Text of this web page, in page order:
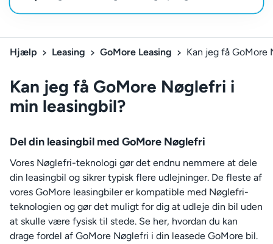
Hjælp Leasing GoMore Leasing Kan jeg få GoMore
Kan jeg få GoMore Nøglefri i
min leasingbil?
Del din leasingbil med GoMore Nøglefri
Vores Nøglefri-teknologi gør det endnu nemmere at dele
din leasingbil og sikrer typisk flere udlejninger. De fleste af
vores GoMore leasingbiler er kompatible med Nøglefri-
teknologien og gør det muligt for dig at udleje din bil uden
at skulle være fysisk til stede. Se her, hvordan du kan
drage fordel af GoMore Nøglefri i din leasede GoMore bil.